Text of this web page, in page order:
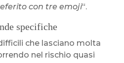
con tre emoji“.
specifiche
che lasciano molta
nel rischio quasi